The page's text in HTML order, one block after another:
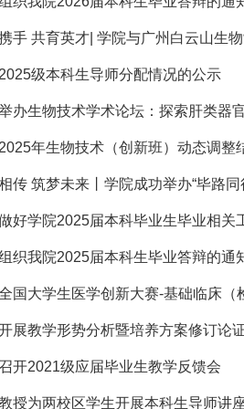
手 共育英才| 学院与广州白云山生
级本科生导师分配情况的公示
办生物技术学术论坛：探索肝类器
年生物技术（创新班）动态调整
传 筑梦未来丨学院成功举办“毕路
好学院2025届本科毕业生毕业相关
织我院2025届本科生毕业答辩的通
国大学生医学创新大赛-基础临床（
展教学形势分析暨培养方案修订论
开2021级应届毕业生教学反馈会
授为两校区学生开展本科生导师讲